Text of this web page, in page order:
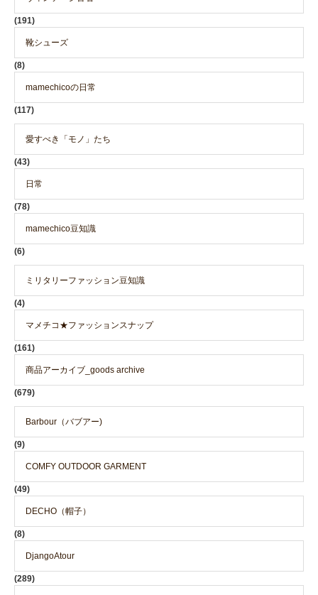
(191)
靴シューズ
(8)
mamechicoの日常
(117)
愛すべき「モノ」たち
(43)
日常
(78)
mamechico豆知識
(6)
ミリタリーファッション豆知識
(4)
マメチコ★ファッションスナップ
(161)
商品アーカイブ_goods archive
(679)
Barbour（バブアー)
(9)
COMFY OUTDOOR GARMENT
(49)
DECHO（帽子）
(8)
DjangoAtour
(289)